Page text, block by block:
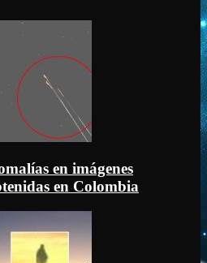
en imágenes
en Colombia